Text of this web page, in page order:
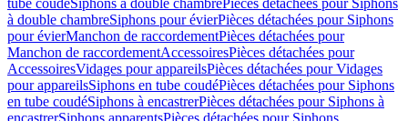
tube coudéSiphons à double chambrePièces détachées pour Siphons
à double chambreSiphons pour évierPièces détachées pour Siphons
pour évierManchon de raccordementPièces détachées pour
Manchon de raccordementAccessoiresPièces détachées pour
AccessoiresVidages pour appareilsPièces détachées pour Vidages
pour appareilsSiphons en tube coudéPièces détachées pour Siphons
en tube coudéSiphons à encastrerPièces détachées pour Siphons à
encastrerSiphons apparentsPièces détachées pour Siphons